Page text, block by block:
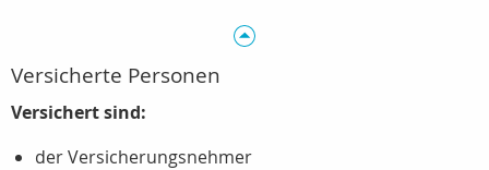
Versicherte Personen
Versichert sind:
der Versicherungsnehmer